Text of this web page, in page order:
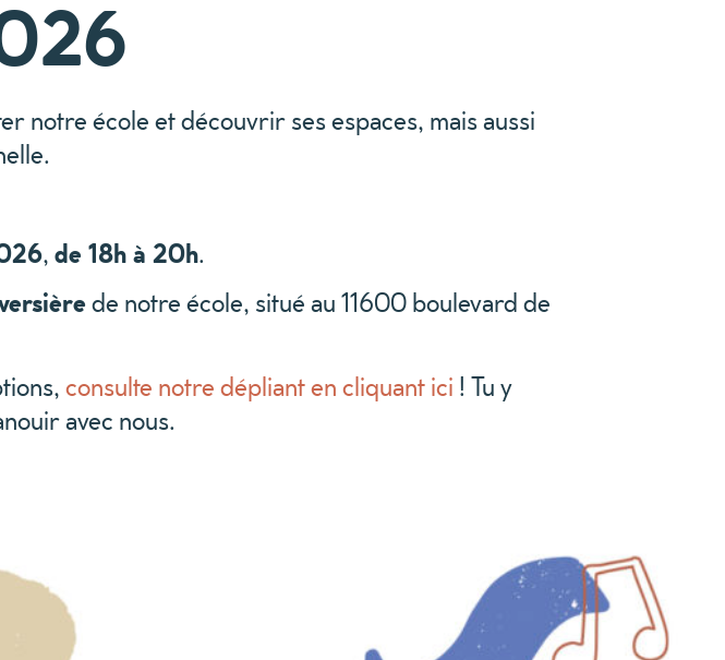
notre école et découvrir ses espaces, mais aussi
,de 18h à 20h.
de notre école, situé au 11600 boulevard de
consulte notre dépliant en cliquant ici ! Tu y
avec nous.